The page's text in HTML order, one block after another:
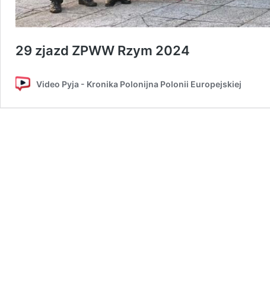
29 zjazd ZPWW Rzym 2024
Video Pyja - Kronika Polonijna Polonii Europejskiej